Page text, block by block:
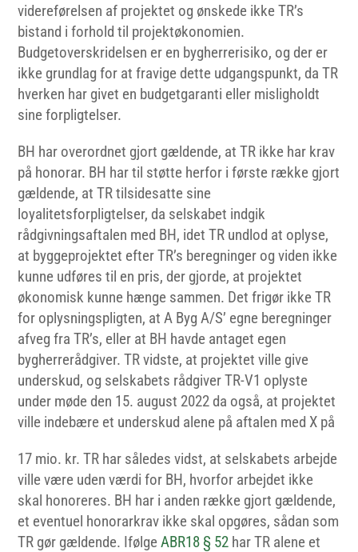
videreførelsen af projektet og ønskede ikke TR’s
bistand i forhold til projektøkonomien.
Budgetoverskridelsen er en bygherrerisiko, og der er
ikke grundlag for at fravige dette udgangspunkt, da TR
hverken har givet en budgetgaranti eller misligholdt
sine forpligtelser.
BH har overordnet gjort gældende, at TR ikke har krav
på honorar. BH har til støtte herfor i første række gjort
gældende, at TR tilsidesatte sine
loyalitetsforpligtelser, da selskabet indgik
rådgivningsaftalen med BH, idet TR undlod at oplyse,
at byggeprojektet efter TR’s beregninger og viden ikke
kunne udføres til en pris, der gjorde, at projektet
økonomisk kunne hænge sammen. Det frigør ikke TR
for oplysningspligten, at A Byg A/S’ egne beregninger
afveg fra TR’s, eller at BH havde antaget egen
bygherrerådgiver. TR vidste, at projektet ville give
underskud, og selskabets rådgiver TR-V1 oplyste
under møde den 15. august 2022 da også, at projektet
ville indebære et underskud alene på aftalen med X på
17 mio. kr. TR har således vidst, at selskabets arbejde
ville være uden værdi for BH, hvorfor arbejdet ikke
skal honoreres. BH har i anden række gjort gældende,
et eventuel honorarkrav ikke skal opgøres, sådan som
TR gør gældende. IfølgeABR18 § 52 har TR alene et